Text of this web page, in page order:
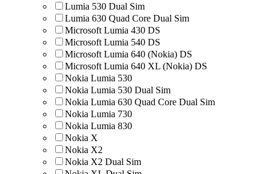
Lumia 530 Dual Sim
Lumia 630 Quad Core Dual Sim
Microsoft Lumia 430 DS
Microsoft Lumia 540 DS
Microsoft Lumia 640 (Nokia) DS
Microsoft Lumia 640 XL (Nokia) DS
Nokia Lumia 530
Nokia Lumia 530 Dual Sim
Nokia Lumia 630 Quad Core Dual Sim
Nokia Lumia 730
Nokia Lumia 830
Nokia X
Nokia X2
Nokia X2 Dual Sim